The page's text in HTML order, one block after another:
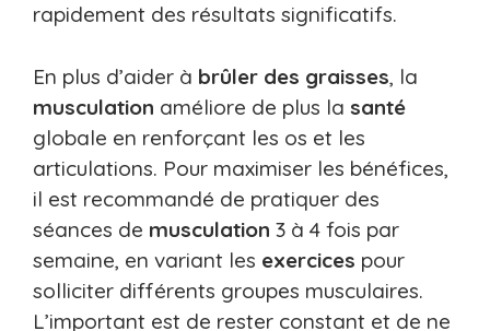
rapidement des résultats significatifs.
En plus d’aider à brûler des graisses, la
musculation améliore de plus la santé
globale en renforçant les os et les
articulations. Pour maximiser les bénéfices,
il est recommandé de pratiquer des
séances de musculation 3 à 4 fois par
semaine, en variant les exercices pour
solliciter différents groupes musculaires.
L’important est de rester constant et de ne